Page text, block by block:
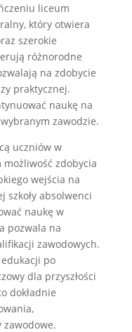
liceum
który otwiera
szerokie
różnorodne
na zdobycie
praktycznej.
naukę na
zawodzie.
uczniów w
zdobycia
wejścia na
szkoły absolwenci
naukę w
pozwala na
zawodowych.
po
dla przyszłości
dokładnie
zawodowe.